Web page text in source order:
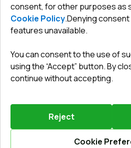
Polityka prywatności
REGULAMIN
©2026.All right reserved.
Report a
consent, for other purposes as
Cookie Policy.Denying
features unavailable.
You can consent to the use of
using the “Accept” button. By
continue without accepting.
Reject
Cookie